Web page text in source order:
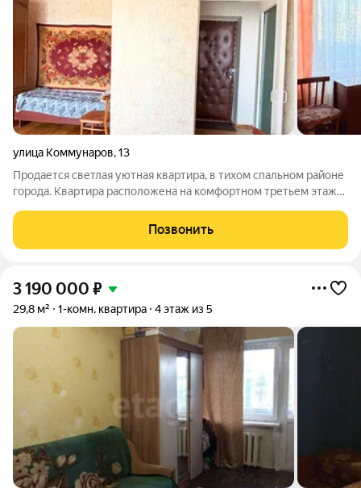
улица Коммунаров,13
Продается светлая уютная квартира, в тихом спальном районе
города. Квартира расположена на комфортном третьем этаже.
и видны горы. Дом не старый, кирпичный, рядом в шаговой
доступности
Позвонить
3 190 000 ₽
29,8 м² 1-комн. квартира 4 этаж из 5